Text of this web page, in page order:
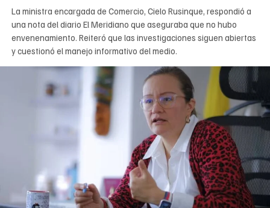
La ministra encargada de Comercio, Cielo Rusinque, respondió a
una nota del diario El Meridiano que aseguraba que no hubo
envenenamiento. Reiteró que las investigaciones siguen abiertas
y cuestionó el manejo informativo del medio.